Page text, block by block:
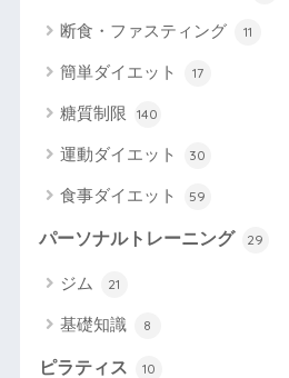
断食・ファスティング 11
簡単ダイエット 17
糖質制限 140
運動ダイエット 30
食事ダイエット 59
パーソナルトレーニング 29
ジム 21
基礎知識 8
ピラティス 10